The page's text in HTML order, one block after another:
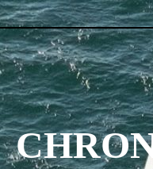
Skip to content